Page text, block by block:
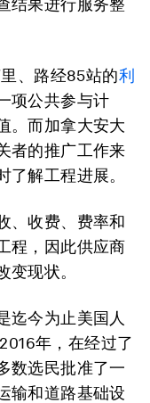
结果进行服务整
、路经85站的利
项公共参与计
。而加拿大安大
者的推广工作来
解工程进展。
、收费、费率和
程，因此供应商
现状。
迄今为止美国人
年，在经过了
数选民批准了一
输和道路基础设